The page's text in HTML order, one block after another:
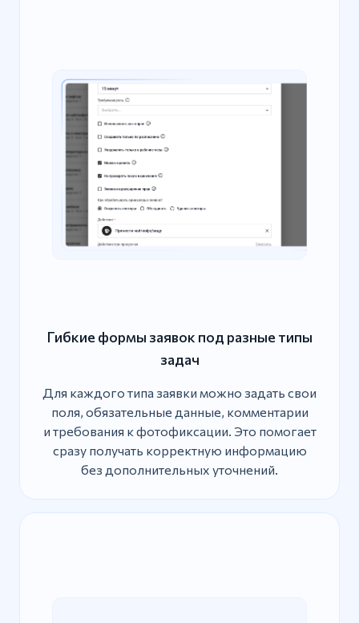
Гибкие формы заявок под разные типы
задач
Для каждого типа заявки можно задать свои
поля, обязательные данные, комментарии
и требования к фотофиксации. Это помогает
сразу получать корректную информацию
без дополнительных уточнений.